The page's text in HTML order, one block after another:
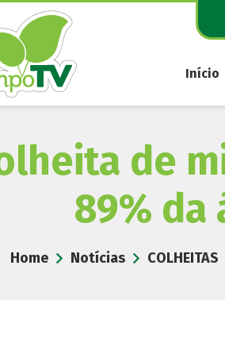
Início
de
89%
Home Notícias COLHEITAS